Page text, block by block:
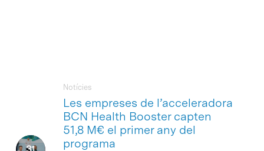
Les empreses de l’acceleradora
BCN Health Booster capten
51,8 M€ el primer any del
programa
Notícies